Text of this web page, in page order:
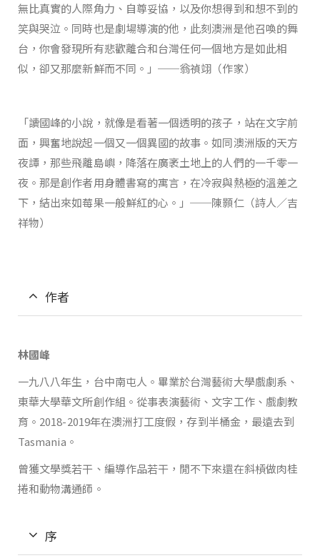
無比真實的人際角力、自尊妥協，以及你想得到和想不到的
笑與哭泣。同時也是劇場導演的他，此刻澳洲是他召喚的舞
台，你會發現所有悲歡離合和台灣任何一個地方是如此相
似，卻又那麼新鮮而不同。」──翁禎翊（作家）
「讀國峰的小說，就像是看著一個透明的孩子，站在文字前
面，興奮地說起一個又一個異國的故事。如同澳洲版的天方
夜譚，那些飛離島嶼，降落在廣袤土地上的人們的一千零一
夜。那是創作者用身體書寫的寓言，在冷寂與熱極的溫差之
下，結出來如莓果一般鮮紅的心。」──陳顥仁（詩人／吉
祥物）
作者
林國峰
一九八八年生，台中南屯人。畢業於台灣藝術大學戲劇系、
東華大學華文所創作組。從事表演藝術、文字工作、戲劇教
育。2018-2019年在澳洲打工度假，存到半桶金，最遠去到
Tasmania。
曾獲文學獎若干、編導作品若干，閒不下來還在斜槓做肉桂
捲和動物溝通師。
序